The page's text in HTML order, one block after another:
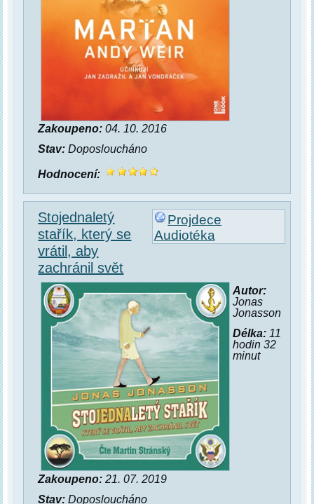
Zakoupeno: 04. 10. 2016
Stav: Doposloucháno
Hodnocení:
Projdece
Audiotéka
Stojednaletý
stařík, který se
vrátil, aby
zachránil svět
Autor:
Jonas
Jonasson
Délka:11
hodin 32
minut
Zakoupeno: 21. 07. 2019
Stav: Doposloucháno